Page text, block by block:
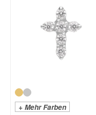
+ Mehr Farben